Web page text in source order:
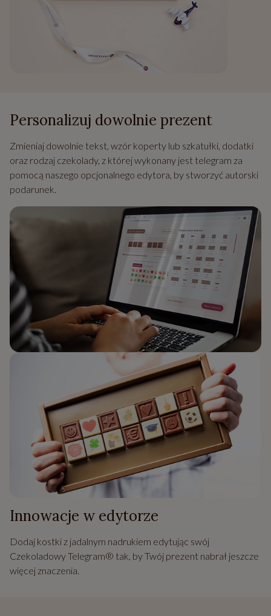
Personalizuj dowolnie prezent
Zmieniaj dowolnie tekst, wzór koperty lub szkatułki, dodatki
oraz rodzaj czekolady, z której wykonany jest telegram za
pomocą naszego opcjonalnego edytora, by stworzyć autorski
podarunek.
Innowacje w edytorze
Dodaj kostki z jadalnym nadrukiem edytując swój
Czekoladowy Telegram® tak, by Twój prezent nabrał jeszcze
więcej znaczenia.